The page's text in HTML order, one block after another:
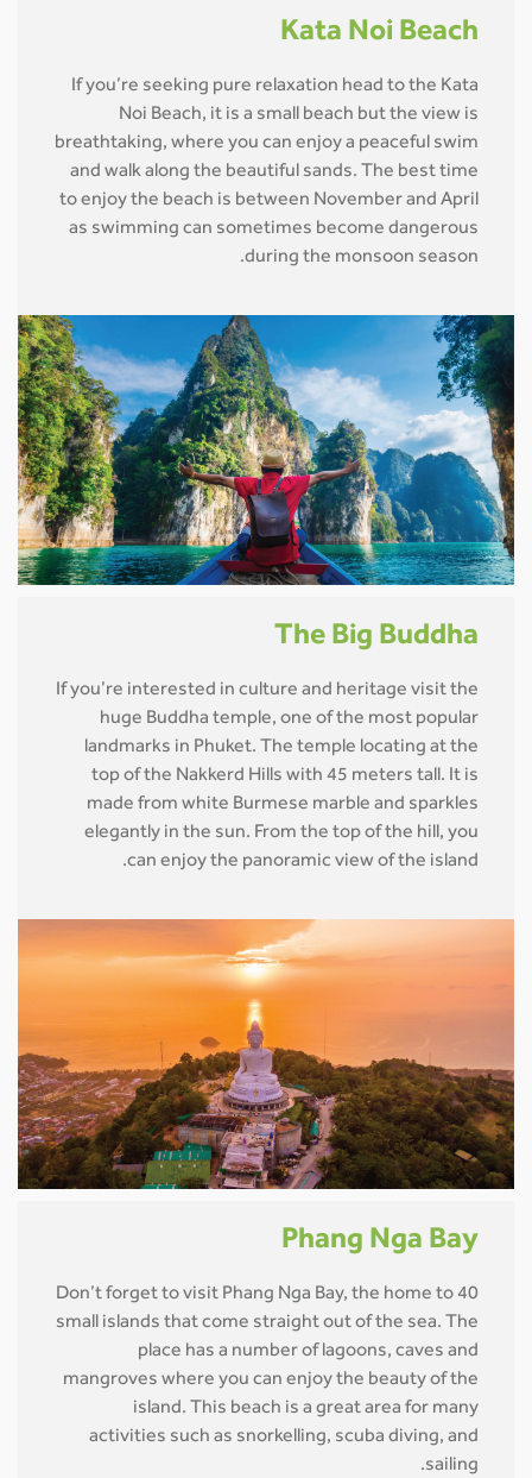
Kata Noi Beach
If you’re seeking pure relaxation head to the Kata
Noi Beach, it is a small beach but the view is
breathtaking, where you can enjoy a peaceful swim
and walk along the beautiful sands. The best time
to enjoy the beach is between November and April
as swimming can sometimes become dangerous
during the monsoon season.
The Big Buddha
If you’re interested in culture and heritage visit the
huge Buddha temple, one of the most popular
landmarks in Phuket. The temple locating at the
top of the Nakkerd Hills with 45 meters tall. It is
made from white Burmese marble and sparkles
elegantly in the sun. From the top of the hill, you
can enjoy the panoramic view of the island.
Phang Nga Bay
Don’t forget to visit Phang Nga Bay, the home to 40
small islands that come straight out of the sea. The
place has a number of lagoons, caves and
mangroves where you can enjoy the beauty of the
island. This beach is a great area for many
activities such as snorkelling, scuba diving, and
sailing.